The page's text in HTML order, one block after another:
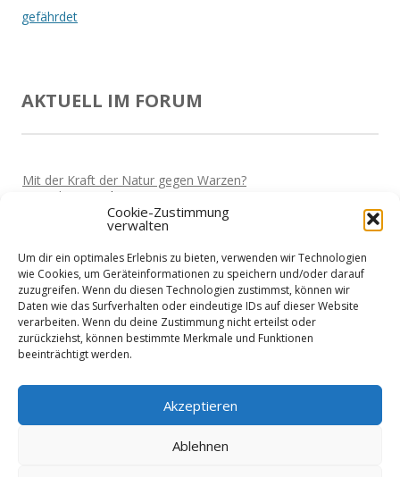
Cookie-Zustimmung
verwalten
Um dir ein optimales Erlebnis zu bieten, verwenden wir Technologien
wie Cookies, um Geräteinformationen zu speichern und/oder darauf
zuzugreifen. Wenn du diesen Technologien zustimmst, können wir
Daten wie das Surfverhalten oder eindeutige IDs auf dieser Website
verarbeiten. Wenn du deine Zustimmung nicht erteilst oder
zurückziehst, können bestimmte Merkmale und Funktionen
beeinträchtigt werden.
Akzeptieren
Ablehnen
Navigation
gefährdet
AKTUELL IM FORUM
Mit der Kraft der Natur gegen Warzen?
Miki Vor 5 Jahren
Darf man wieder reisen?
Home-Office und die Stromkosten
VonBasti Vor 5 Jahren
Wie sieht es mit Urlaub aus?
VonBastiVor 5 Jahren
Niedrigenergiehaus - Finanzierung?